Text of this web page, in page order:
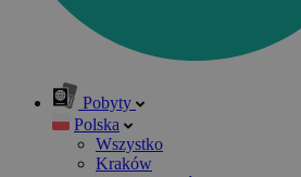
Pobyty
Polska
Wszystko
Kraków